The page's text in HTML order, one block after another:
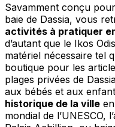
Savamment conçu
baie de Dassia, vous
activités à pratiquer
d’autant que le Ikos
matériel nécessaire tel
boutique pour les
plages privées de
aux bébés et aux
historique de la ville
mondial de l’UNESCO,